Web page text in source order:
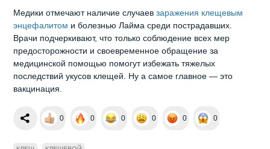
Медики отмечают наличие случаевзаражения клещевым
энцефалитом и болезнью Лайма среди пострадавших.
Врачи подчеркивают, что только соблюдение всех мер
предосторожности и своевременное обращение за
медицинской помощью помогут избежать тяжелых
последствий укусов клещей. Ну а самое главное — это
вакцинация.
0 0 0 0 0 0